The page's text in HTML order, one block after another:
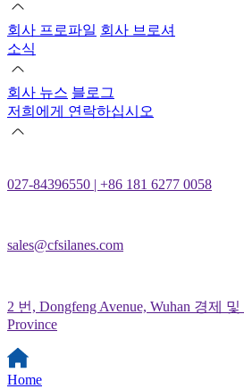
회사 프로파일 회사 브로셔
소식
회사 뉴스 블로그
저희에게 연락하십시오
027-84396550 | +86 181 6277 0058
sales@cfsilanes.com
2 번, Dongfeng Avenue, Wuhan 경제
Province
Home